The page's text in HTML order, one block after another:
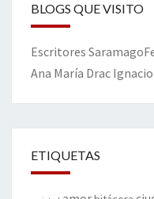
BLOGS QUE VISITO
Escritores Saramago
Ana María Drac
ETIQUETAS